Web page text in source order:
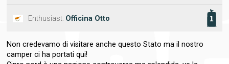
Enthusiast: Officina Otto 1
Non credevamo di visitare anche questo Stato ma il nostro
camper ci ha portati qui!